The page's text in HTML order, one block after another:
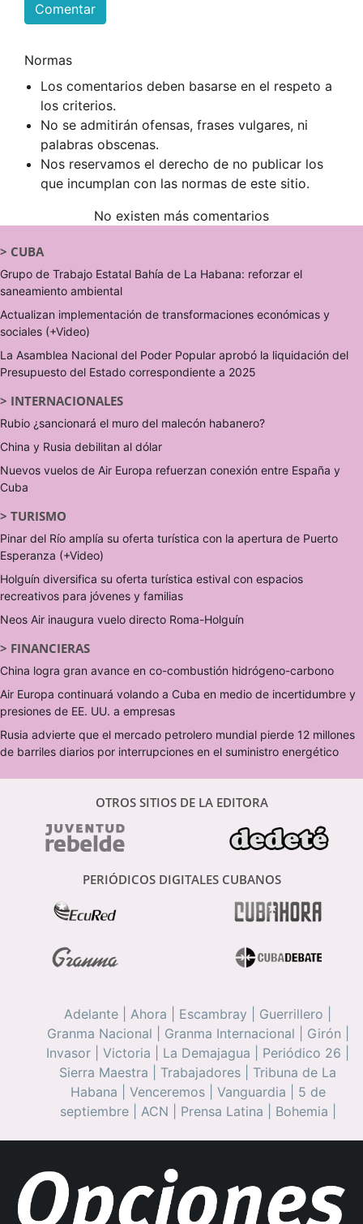
Comentar
Normas
Los comentarios deben basarse en el respeto a
los criterios.
No se admitirán ofensas, frases vulgares, ni
palabras obscenas.
Nos reservamos el derecho de no publicar los
que incumplan con las normas de este sitio.
No existen más comentarios
> CUBA
Grupo de Trabajo Estatal Bahía de La Habana: reforzar el
saneamiento ambiental
Actualizan implementación de transformaciones económicas y
sociales (+Video)
La Asamblea Nacional del Poder Popular aprobó la liquidación del
Presupuesto del Estado correspondiente a 2025
> INTERNACIONALES
Rubio ¿sancionará el muro del malecón habanero?
China y Rusia debilitan al dólar
Nuevos vuelos de Air Europa refuerzan conexión entre España y
Cuba
> TURISMO
Pinar del Río amplía su oferta turística con la apertura de Puerto
Esperanza (+Video)
Holguín diversifica su oferta turística estival con espacios
recreativos para jóvenes y familias
Neos Air inaugura vuelo directo Roma-Holguín
> FINANCIERAS
China logra gran avance en co-combustión hidrógeno-carbono
Air Europa continuará volando a Cuba en medio de incertidumbre y
presiones de EE. UU. a empresas
Rusia advierte que el mercado petrolero mundial pierde 12 millones
de barriles diarios por interrupciones en el suministro energético
OTROS SITIOS DE LA EDITORA
PERIÓDICOS DIGITALES CUBANOS
Adelante Ahora Escambray Guerrillero
Granma Nacional
Granma Internacional Girón
Invasor
Victoria La Demajagua Periódico 26
Sierra Maestra
Trabajadores
Tribuna de La
Habana
Venceremos| Vanguardia
5 de
septiembre| ACN Prensa Latina Bohemia